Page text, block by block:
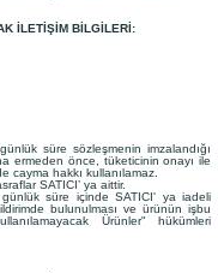
İLETİŞİM BİLGİLERİ:
süre sözleşmenin imzalandığı
ermeden önce, tüketicinin onayı ile
cayma hakkı kullanılamaz.
SATICI’ ya aittir.
günlük süre içinde SATICI' ya iadeli
bulunulması ve ürünün işbu
Ürünler" hükümleri